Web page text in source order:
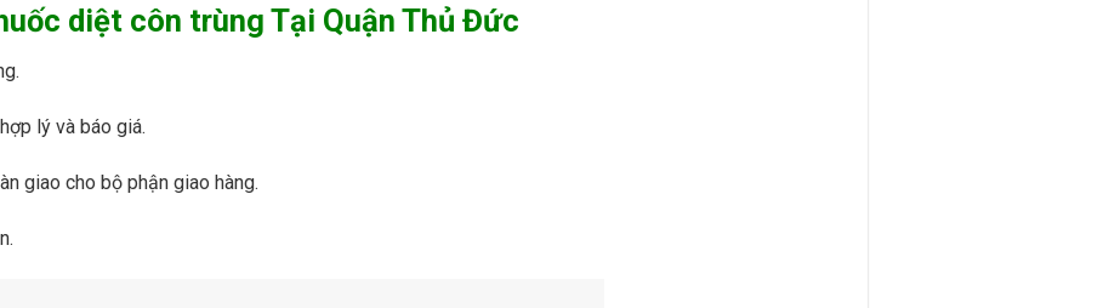
diệt côn trùng Tại Quận Thủ Đức
lý và báo giá.
giao cho bộ phận giao hàng.